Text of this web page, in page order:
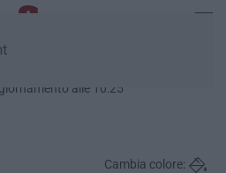
alle 10:25
Cambia colore: